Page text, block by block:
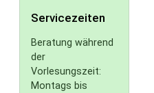
Servicezeiten
Beratung während
der
Vorlesungszeit:
Montags bis